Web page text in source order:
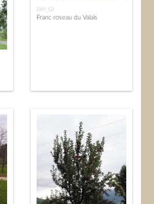
PAY_GI
Franc roseau du Valais